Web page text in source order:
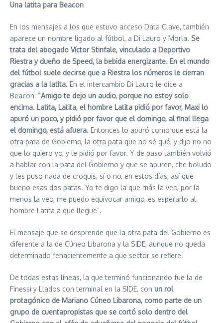
Una latita para Beacon
En los mensajes a los que estuvo acceso Data Clave, también
aparece un nombre ligado al fútbol, a Di Lauro y Morla. Se
trata del abogado Víctor Stinfale, vinculado a Deportivo
Riestra y dueño de Speed, la bebida energizante. En el mundo
del fútbol suele decirse que a Riestra los números le cierran
gracias a la latita. En el intercambio Di Lauro le dice a
Beacon: “Amigo te dejo un audio, porque no estoy solo
encima. Latita, Latita, el hombre Latita pidió por favor, Maxi lo
apuró un poco, y pidió por favor que el domingo, al final llega
el domingo, está afuera. Entonces lo apuró como que está la
otra pata de Gobierno, la otra pata que no sé qué, y dijo no no
que lo quiero yo, y le pidió por favor. Y de paso también volvió
a hablar con la pata del Gobierno y que se apuren, che boludo
y les puso nada de croquis, sí o no, en estos días, así que
bueno esas dos patas. Yo te digo la que más la veo, por la
menos la veo, me puedo equivocar amigo, es esperarlo al
hombre Latita a que llegue”.
El mensaje que se desprende que la otra pata del Gobierno es
diferente a la de Cúneo Libarona y la SIDE, aunque no queda
determinado fehacientemente a que sector se refiere.
De todas estas líneas, la que terminó funcionando fue la de
Finessi y Llados con terminal en la SIDE, con un rol
protagónico de Mariano Cúneo Libarona, como parte de un
grupo de cuentapropistas que se cortó solo dentro del